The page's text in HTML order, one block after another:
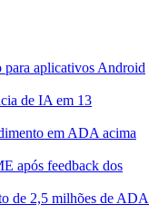
aplicativos Android
de IA em 13
em ADA acima
após feedback dos
de 2,5 milhões de ADA